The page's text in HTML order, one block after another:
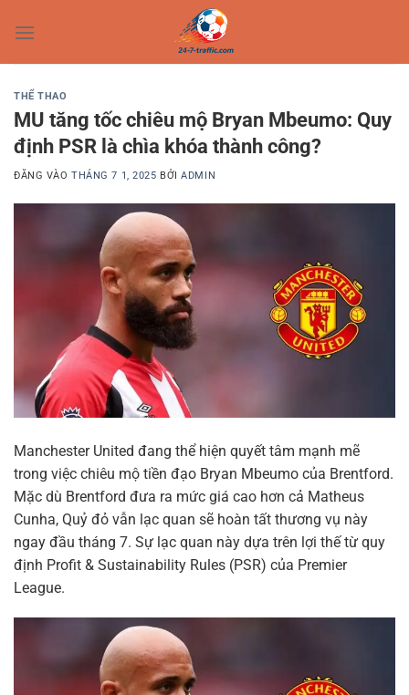
qua
THỂ THAO
MU tăng tốc chiêu mộ Bryan Mbeumo: Quy
định PSR là chìa khóa thành công?
ĐĂNG VÀOTHÁNG 7 1, 2025 BỞIADMIN
Manchester United đang thể hiện quyết tâm mạnh mẽ
trong việc chiêu mộ tiền đạo Bryan Mbeumo của Brentford.
Mặc dù Brentford đưa ra mức giá cao hơn cả Matheus
Cunha, Quỷ đỏ vẫn lạc quan sẽ hoàn tất thương vụ này
ngay đầu tháng 7. Sự lạc quan này dựa trên lợi thế từ quy
định Profit & Sustainability Rules (PSR) của Premier
League.